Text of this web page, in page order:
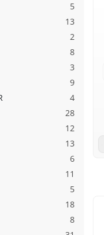
5
13
2
8
3
9
4
28
12
13
6
11
5
18
8